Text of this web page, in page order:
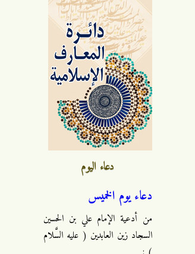
دعاء اليوم
دعاء يوم الخميس
من أدعية الإمام علي بن الحسين
السجاد زين العابدين ( عليه السَّلام